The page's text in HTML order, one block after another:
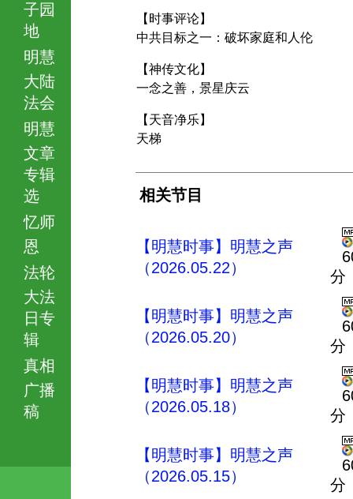
子园
地
明慧
大陆
法会
明慧
文章
专辑
选
忆师
恩
法轮
大法
日专
辑
真相
广播
稿
【时事评论】
中共目标之一：破坏家庭和人伦
【神传文化】
一念之善，景星庆云
【天音净乐】
天梯
相关节目
【明慧时事】明慧之声
（2026.05.22）
分
【明慧时事】明慧之声
（2026.05.20）
分
【明慧时事】明慧之声
（2026.05.18）
分
【明慧时事】明慧之声
（2026.05.15）
分